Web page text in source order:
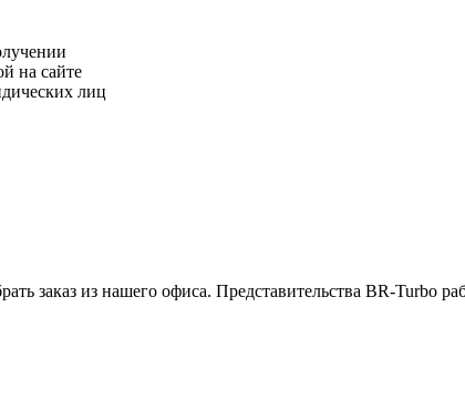
на сайте
лиц
заказ из нашего офиса. Представительства BR-Turbo